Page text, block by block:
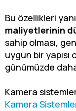
​Bu özellikleri
maliyetlerinin
sahip olması,
uygun bir
günümüzde
Kamera
Kamera